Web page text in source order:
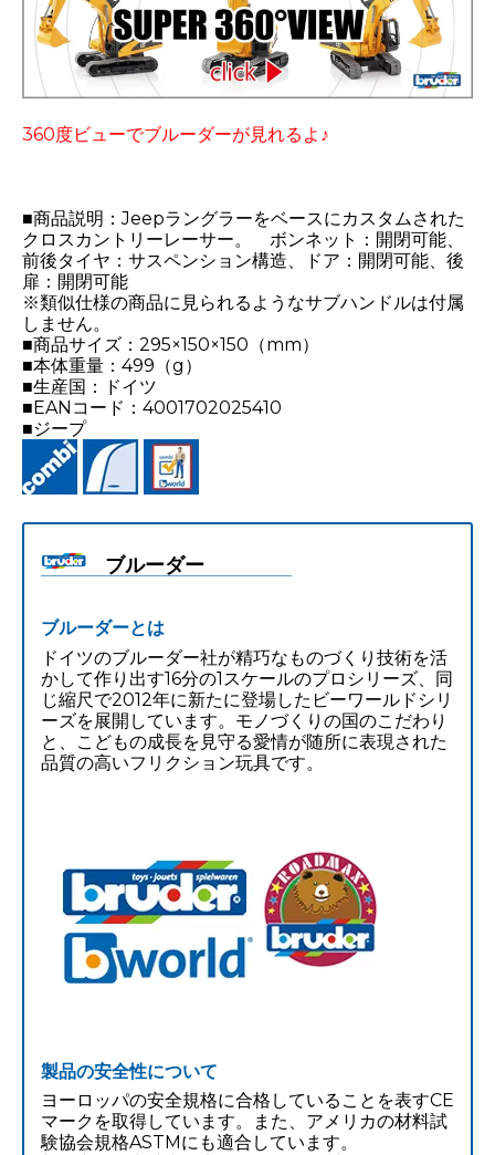
360度ビューでブルーダーが見れるよ♪
■商品説明：Jeepラングラーをベースにカスタムされた
クロスカントリーレーサー。 ボンネット：開閉可能、
前後タイヤ：サスペンション構造、ドア：開閉可能、後
扉：開閉可能
※類似仕様の商品に見られるようなサブハンドルは付属
しません。
■商品サイズ：295×150×150（mm）
■本体重量：499（g）
■生産国：ドイツ
■EANコード：4001702025410
■ジープ
ブルーダー
ブルーダーとは
ドイツのブルーダー社が精巧なものづくり技術を活
かして作り出す16分の1スケールのプロシリーズ、同
じ縮尺で2012年に新たに登場したビーワールドシリ
ーズを展開しています。モノづくりの国のこだわり
と、こどもの成長を見守る愛情が随所に表現された
品質の高いフリクション玩具です。
製品の安全性について
ヨーロッパの安全規格に合格していることを表すCE
マークを取得しています。また、アメリカの材料試
験協会規格ASTMにも適合しています。